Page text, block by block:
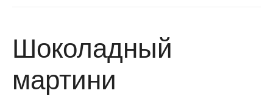
Шоколадный
мартини